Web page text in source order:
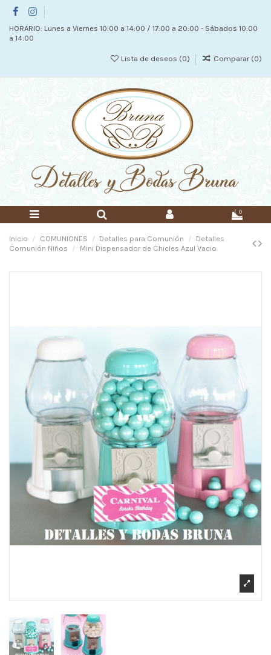
HORARIO: Lunes a Viernes 10:00 a 14:00 / 17:00 a 20:00 - Sábados 10:00
a 14:00
Lista de deseos (0) Comparar (0)
0
Inicio COMUNIONES Detalles para Comunión
Detalles
Comunión Niños
Mini Dispensador de Chicles Azul Vacio